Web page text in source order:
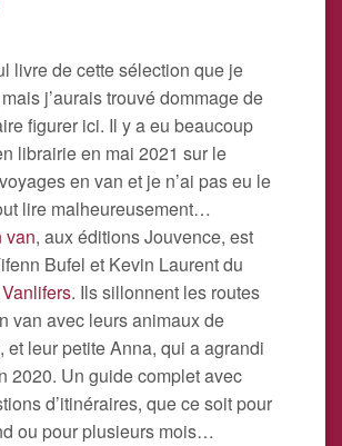
livre de cette sélection que je
j’aurais trouvé dommage de
figurer ici. Il y a eu beaucoup
librairie en mai 2021 sur le
en van et je n’ai pas eu le
lire malheureusement…
van, aux éditions Jouvence, est
Bufel et Kevin Laurent du
. Ils sillonnent les routes
van avec leurs animaux de
et leur petite Anna, qui a agrandi
2020. Un guide complet avec
d’itinéraires, que ce soit pour
ou pour plusieurs mois…